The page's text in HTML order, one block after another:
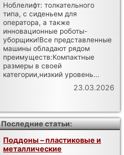
Ноблелифт: толкательного
типа, с сиденьем для
оператора, а также
инновационные роботы-
уборщики!Все представленные
машины обладают рядом
преимуществ:Компактные
размеры в своей
категории,низкий уровень...
23.03.2026
Последние статьи:
Поддоны – пластиковые и
металлические